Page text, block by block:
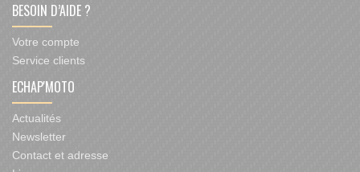
BESOIN D’AIDE ?
Votre compte
Service clients
ECHAP'MOTO
Actualités
Newsletter
Contact et adresse